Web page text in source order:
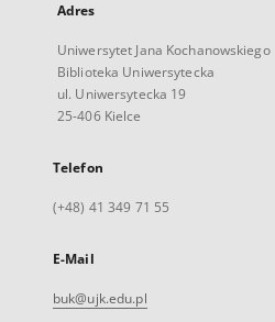
Adres
Uniwersytet Jana Kochanowskiego
Biblioteka Uniwersytecka
ul. Uniwersytecka 19
25-406 Kielce
Telefon
(+48) 41 349 71 55
E-Mail
buk@ujk.edu.pl